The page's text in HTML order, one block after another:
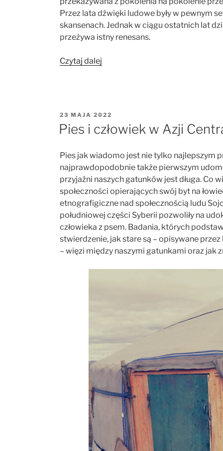
Przez lata dźwięki ludowe były w pewnym
skansenach. Jednak w ciągu ostatnich lat
przeżywa istny renesans.
Czytaj dalej
OPUBLIKOWANE
W
23 MAJA 2022
Pies i człowiek w Azji
Pies jak wiadomo jest nie tylko najlepszym
najprawdopodobnie także pierwszym
przyjaźni naszych gatunków jest długa. Co
społeczności opierających swój byt na
etnografigiczne nad społecznością ludu
południowej części Syberii pozwoliły na
człowieka z psem. Badania, których
stwierdzenie, jak stare są – opisywane przez
– więzi między naszymi gatunkami oraz jak